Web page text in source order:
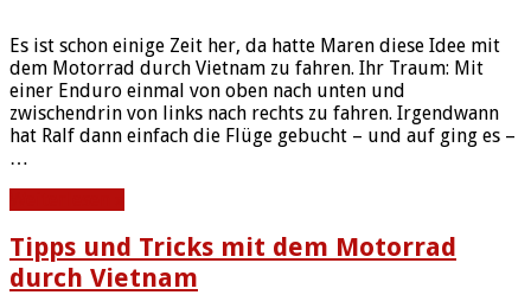
Es ist schon einige Zeit her, da hatte Maren diese Idee mit
dem Motorrad durch Vietnam zu fahren. Ihr Traum: Mit
einer Enduro einmal von oben nach unten und
zwischendrin von links nach rechts zu fahren. Irgendwann
hat Ralf dann einfach die Flüge gebucht – und auf ging es –
…
Tipps und Tricks mit dem Motorrad
durch Vietnam